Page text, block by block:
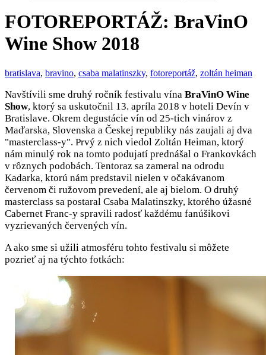
FOTOREPORTÁŽ: BraVinO
Wine Show 2018
bratislava, bravino, csaba malatinszky, fotoreportáž, zoltán heiman
Navštívili sme druhý ročník festivalu vína BraVinO Wine
Show, ktorý sa uskutočnil 13. apríla 2018 v hoteli Devín v
Bratislave. Okrem degustácie vín od 25-tich vinárov z
Maďarska, Slovenska a Českej republiky nás zaujali aj dva
"masterclass-y". Prvý z nich viedol Zoltán Heiman, ktorý
nám minulý rok na tomto podujatí prednášal o Frankovkách
v rôznych podobách. Tentoraz sa zameral na odrodu
Kadarka, ktorú nám predstavil nielen v očakávanom
červenom či ružovom prevedení, ale aj bielom. O druhý
masterclass sa postaral Csaba Malatinszky, ktorého úžasné
Cabernet Franc-y spravili radosť každému fanúšikovi
vyzrievaných červených vín.
A ako sme si užili atmosféru tohto festivalu si môžete
pozrieť aj na týchto fotkách: